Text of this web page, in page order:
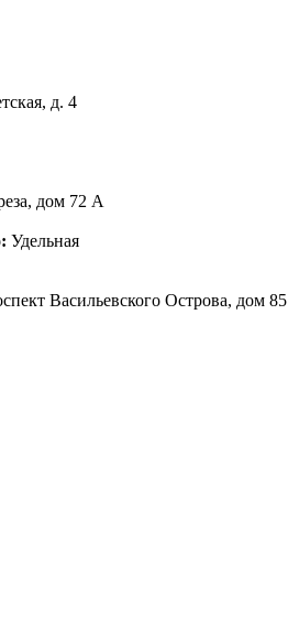
д. 4
дом 72 А
Удельная
Васильевского Острова, дом 85